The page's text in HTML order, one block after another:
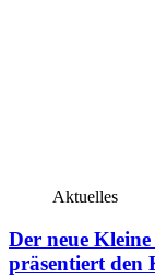
Aktuelles
Der neue
präsentiert den